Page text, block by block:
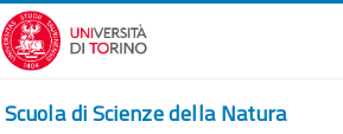
Перейти к основному содержанию
Scuola di Scienze della Natura